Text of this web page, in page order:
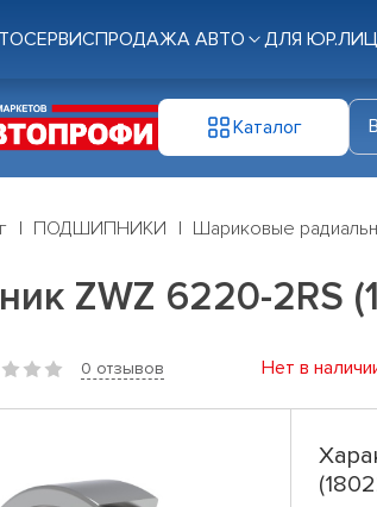
ПРОДАЖА АВТО ДЛЯ ЮР.ЛИЦ
Каталог
ПОДШИПНИКИ Шариковые
ZWZ 6220-2RS
0 отзывов Нет в